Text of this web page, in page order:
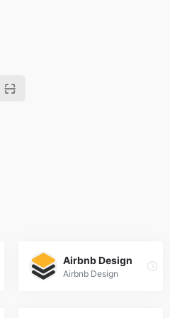
Airbnb Design
Airbnb Design